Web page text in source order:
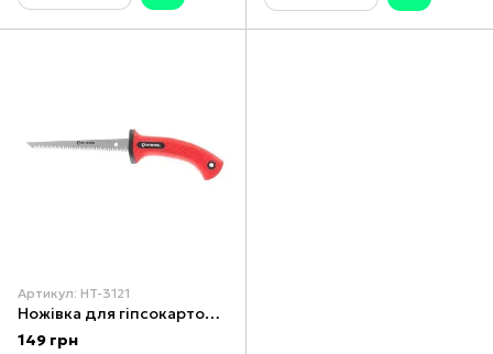
Артикул: HT-3121
Ножівка для гіпсокартонних плит 150 мм, 7 зуб.x1" INTERTOOL HT-3121
149 грн